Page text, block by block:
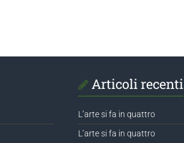
Articoli recenti
L’arte si fa in quattro
L’arte si fa in quattro